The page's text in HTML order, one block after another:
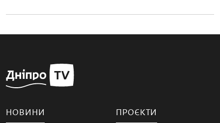
НОВИНИ ПРОЄКТИ